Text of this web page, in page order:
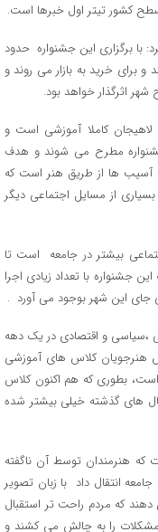
کشور تیتر اول خبرها است.
با برگزاری این جشنواره حدود
و برای خرید به بازار می روند و
اثرگذار خواهد بود.
کاملا آموزشی است و
مطرح می شوند و هدف
ها از طریق هنر است که
از مسایل اجتماعی دیگر
بیشتر در جامعه است تا
جشنواره با تعداد زیادی اجرا
جای این شهر بوجود می آورد .
،سیاسی و اقتصادی در یک دهه
هنرجویان کلاس های آموزشی
بطوری که هم اکنون کلاس
های گذشته خیلی بیشتر شده
که هنرمندان توسط آن ناگفته
انتقال داد با زبان تصویر
که مردم راحت تر استقبال
را به چالش می کشند و